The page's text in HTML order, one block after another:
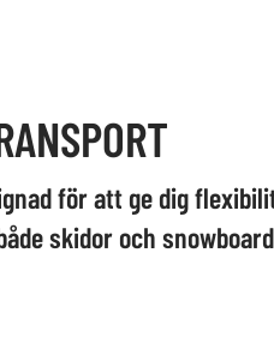
för att ge dig
skidor och